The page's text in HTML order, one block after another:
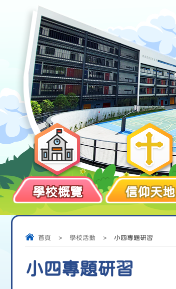
學校概覽 信仰天地
首頁 > 學校活動 > 小四專題研習
小四專題研習